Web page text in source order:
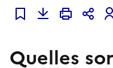
Ajouter à mes
Quelles